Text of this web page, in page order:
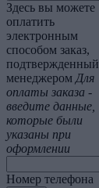
Здесь вы можете
оплатить
электронным
способом заказ,
подтвержденный
менеджером Для
оплаты заказа -
введите данные,
которые были
указаны при
оформлении
Номер телефона